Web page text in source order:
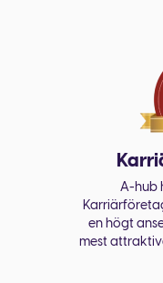
A-hub
en högt
mest